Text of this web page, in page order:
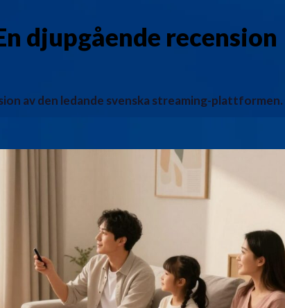
djupgående recension
av den ledande svenska streaming-plattformen.